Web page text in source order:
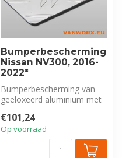
Bumperbescherming
Nissan NV300, 2016-
2022*
Bumperbescherming van
geëloxeerd aluminium met
Nis...
€101,24
Op voorraad